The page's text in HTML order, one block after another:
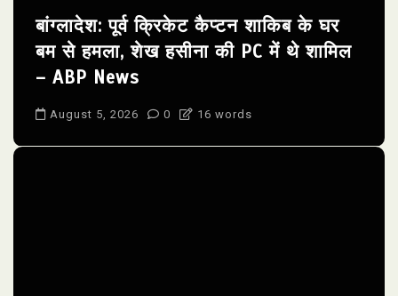
बांग्लादेश: पूर्व क्रिकेट कैप्टन शाकिब के घर
बम से हमला, शेख हसीना की PC में थे शामिल
– ABP News
August 5, 2026 0 16 words